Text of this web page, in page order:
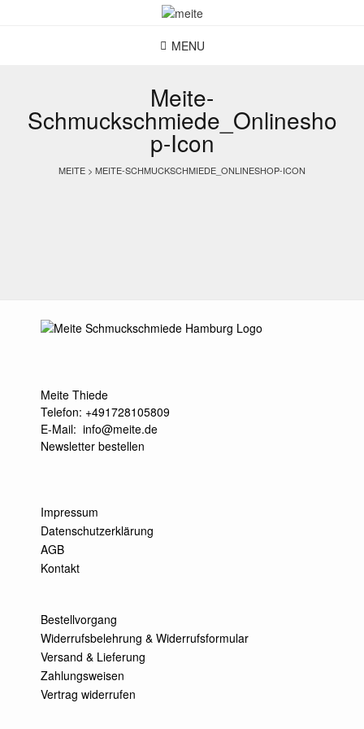
MENU
Meite-
Schmuckschmiede_Onlinesho
p-Icon
MEITE > MEITE-SCHMUCKSCHMIEDE_ONLINESHOP-ICON
Meite Thiede
Telefon: +491728105809
E-Mail: info@meite.de
Newsletter bestellen
Impressum
Datenschutzerklärung
AGB
Kontakt
Bestellvorgang
Widerrufsbelehrung & Widerrufsformular
Versand & Lieferung
Zahlungsweisen
Vertrag widerrufen